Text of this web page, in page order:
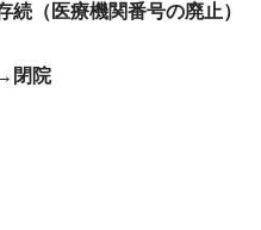
（医療機関番号の廃止）
閉院